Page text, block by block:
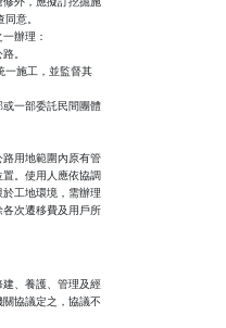
審查同意。
之一辦理：
復公路。
一施工，並監督其
一部委託民間團體
安全。
用地範圍內原有管
。使用人應依協調
工地環境，需辦理
次遷移費及用戶所
、養護、管理及經
協議定之，協議不